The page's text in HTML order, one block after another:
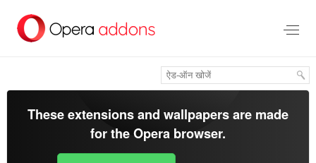
सामग्री
These extensions and wallpapers are made
for theOpera browser.